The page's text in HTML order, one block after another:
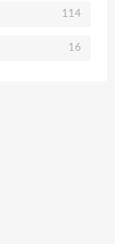
114
16